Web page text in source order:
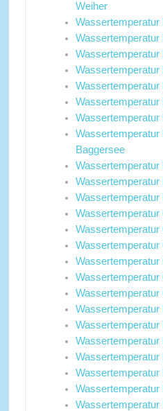
Weiher
Wassertemperatur
Wassertemperatur
Wassertemperatur
Wassertemperatur
Wassertemperatur
Wassertemperatur
Wassertemperatur
Baggersee
Wassertemperatur
Wassertemperatur
Wassertemperatur
Wassertemperatur
Wassertemperatur
Wassertemperatur
Wassertemperatur
Wassertemperatur
Wassertemperatur
Wassertemperatur
Wassertemperatur
Wassertemperatur